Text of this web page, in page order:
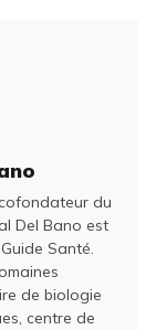
du
Del Bano est
Santé.
de biologie
centre de